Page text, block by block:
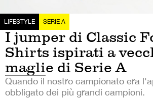
LIFESTYLE SERIE A
I jumper di Classic
Shirts ispirati a
maglie di Serie A
Quando il nostro campionato era
obbligato dei più grandi campioni.